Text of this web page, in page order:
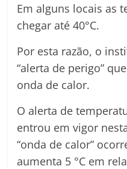
Em alguns locais as
chegar até 40°C.
Por esta razão, o
“alerta de perigo”
onda de calor.
O alerta de
entrou em vigor
“onda de calor”
aumenta 5 °C em